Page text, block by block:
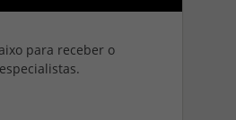
para receber o